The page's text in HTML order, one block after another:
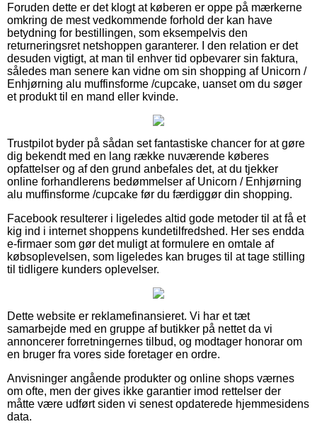
Foruden dette er det klogt at køberen er oppe på mærkerne
omkring de mest vedkommende forhold der kan have
betydning for bestillingen, som eksempelvis den
returneringsret netshoppen garanterer. I den relation er det
desuden vigtigt, at man til enhver tid opbevarer sin faktura,
således man senere kan vidne om sin shopping af Unicorn /
Enhjørning alu muffinsforme /cupcake, uanset om du søger
et produkt til en mand eller kvinde.
Trustpilot byder på sådan set fantastiske chancer for at gøre
dig bekendt med en lang række nuværende køberes
opfattelser og af den grund anbefales det, at du tjekker
online forhandlerens bedømmelser af Unicorn / Enhjørning
alu muffinsforme /cupcake før du færdiggør din shopping.
Facebook resulterer i ligeledes altid gode metoder til at få et
kig ind i internet shoppens kundetilfredshed. Her ses endda
e-firmaer som gør det muligt at formulere en omtale af
købsoplevelsen, som ligeledes kan bruges til at tage stilling
til tidligere kunders oplevelser.
Dette website er reklamefinansieret. Vi har et tæt
samarbejde med en gruppe af butikker på nettet da vi
annoncerer forretningernes tilbud, og modtager honorar om
en bruger fra vores side foretager en ordre.
Anvisninger angående produkter og online shops værnes
om ofte, men der gives ikke garantier imod rettelser der
måtte være udført siden vi senest opdaterede hjemmesidens
data.